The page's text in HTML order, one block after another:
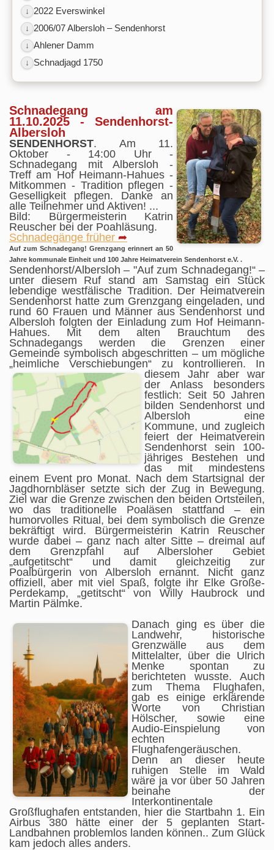
↓ 2022 Everswinkel
↓ 2006/07 Albersloh – Sendenhorst
↓ Ahlener Damm
↓ Schnadjagd 1750
Schnadegang am
11.10.2025 - Sendenhorst-
Albersloh
SENDENHORST. Am 11.
Oktober - 14:00 Uhr -
Schnadegang mit Albersloh -
Treff am Hof Heimann-Hahues -
Mitkommen - Tradition pflegen -
Geselligkeit pflegen. Danke an
alle Teilnehmer und Aktiven! ...
Bild: Bürgermeisterin Katrin
Reuscher bei der Poahläsung.
Schnadegänge früher ➦
Auf zum Schnadegang! Grenzgang erinnert an 50
Jahre kommunale Einheit und 100 Jahre Heimatverein Sendenhorst e.V. .
Sendenhorst/Albersloh – "Auf zum Schnadegang!“ –
unter diesem Ruf stand am Samstag ein Stück
lebendige westfälische Tradition. Der Heimatverein
Sendenhorst hatte zum Grenzgang eingeladen, und
rund 60 Frauen und Männer aus Sendenhorst und
Albersloh folgten der Einladung zum Hof Heimann-
Hahues. Mit dem alten Brauchtum des
Schnadegangs werden die Grenzen einer
Gemeinde symbolisch abgeschritten – um mögliche
„heimliche Verschiebungen“ zu kontrollieren. In
diesem Jahr aber war
der Anlass besonders
festlich: Seit 50 Jahren
bilden Sendenhorst und
Albersloh eine
Kommune, und zugleich
feiert der Heimatverein
Sendenhorst sein 100-
jähriges Bestehen und
das mit mindestens
einem Event pro Monat. Nach dem Startsignal der
Jagdhornbläser setzte sich der Zug in Bewegung.
Ziel war die Grenze zwischen den beiden Ortsteilen,
wo das traditionelle Poaläsen stattfand – ein
humorvolles Ritual, bei dem symbolisch die Grenze
bekräftigt wird. Bürgermeisterin Katrin Reuscher
wurde dabei – ganz nach alter Sitte – dreimal auf
dem Grenzpfahl auf Albersloher Gebiet
„aufgetitscht“ und damit gleichzeitig zur
Poalbürgerin von Albersloh ernannt. Nicht ganz
offiziell, aber mit viel Spaß, folgte ihr Elke Große-
Perdekamp, „getitscht“ von Willy Haubrock und
Martin Pälmke.
Danach ging es über die
Landwehr, historische
Grenzwälle aus dem
Mittelalter, über die Ulrich
Menke spontan zu
berichteten wusste. Auch
zum Thema Flughafen,
gab es einige erklärende
Worte von Christian
Hölscher, sowie eine
Audio-Einspielung von
echten
Flughafengeräuschen.
Denn an dieser heute
ruhigen Stelle im Wald
wäre ja vor über 50 Jahren
beinahe der
Interkontinentale
Großflughafen entstanden, hier die Startbahn 1. Ein
Airbus 380 hätte einer der 5 geplanten Start-
Landbahnen problemlos landen können.. Zum Glück
kam jedoch alles anders.